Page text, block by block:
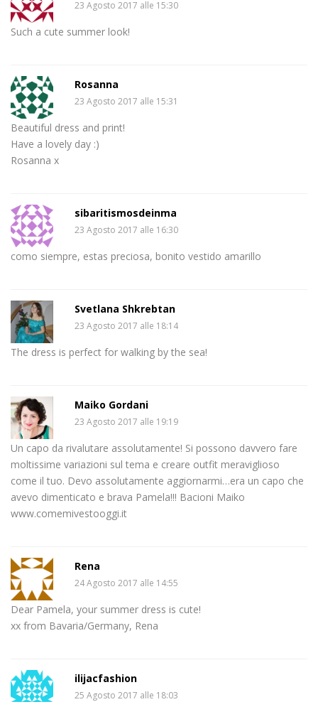
23 Agosto 2017 alle 15:30
Such a cute summer look!
Rosanna
23 Agosto 2017 alle 15:31
Beautiful dress and print!
Have a lovely day :)
Rosanna x
sibaritismosdeinma
23 Agosto 2017 alle 16:30
como siempre, estas preciosa, bonito vestido amarillo
Svetlana Shkrebtan
23 Agosto 2017 alle 18:14
The dress is perfect for walking by the sea!
Maiko Gordani
23 Agosto 2017 alle 19:19
Un capo da rivalutare assolutamente! Si possono davvero fare
moltissime variazioni sul tema e creare outfit meraviglioso
come il tuo. Devo assolutamente aggiornarmi…era un capo che
avevo dimenticato e brava Pamela!!! Bacioni Maiko
www.comemivestooggi.it
Rena
24 Agosto 2017 alle 14:55
Dear Pamela, your summer dress is cute!
xx from Bavaria/Germany, Rena
ilijacfashion
25 Agosto 2017 alle 18:03